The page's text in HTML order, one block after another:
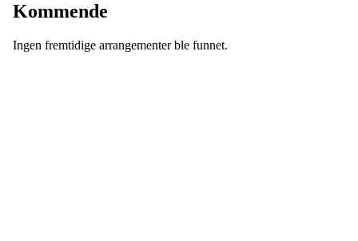
Kommende
Ingen fremtidige arrangementer ble funnet.